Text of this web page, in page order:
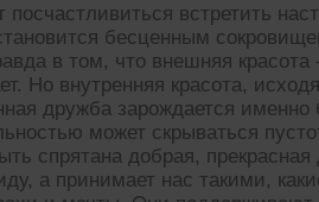
встретить
бесценным
в том, что внешняя
Но внутренняя красота,
дружба зарождается именно
может скрываться
спрятана добрая,
а принимает нас такими,